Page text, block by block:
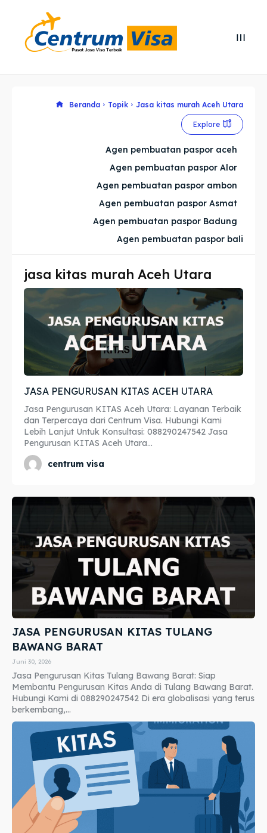
Cari
Cari
Explore our destinations
Imta
Legalisir
Apostille
Penerjemah
Asuransi
Blog
Explore our destinations
Imta
Legalisir
Apostille
Penerjemah
Asuransi
Blog
Beranda Topik Jasa kitas murah Aceh Utara
Explore
Agen pembuatan paspor aceh
Agen pembuatan paspor Alor
Agen pembuatan paspor ambon
Agen pembuatan paspor Asmat
Agen pembuatan paspor Badung
Agen pembuatan paspor bali
jasa kitas murah Aceh Utara
JASA PENGURUSAN KITAS ACEH UTARA
Jasa Pengurusan KITAS Aceh Utara: Layanan Terbaik
dan Terpercaya dari Centrum Visa. Hubungi Kami
Lebih Lanjut Untuk Konsultasi: 088290247542 Jasa
Pengurusan KITAS Aceh Utara...
centrum visa
JASA PENGURUSAN KITAS TULANG
BAWANG BARAT
Juni 30, 2026
Jasa Pengurusan Kitas Tulang Bawang Barat: Siap
Membantu Pengurusan Kitas Anda di Tulang Bawang Barat.
Hubungi Kami di 088290247542 Di era globalisasi yang terus
berkembang,...